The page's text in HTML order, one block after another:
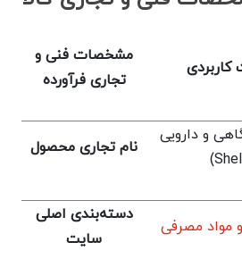
مشخصات فنی و
تجاری فرآورده
کاربردی
نام تجاری محصول
و دارویی
دسته‌بندی اصلی
سایت
مواد مصرفی